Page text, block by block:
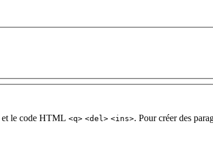
et le code HTML <q> <del> <ins>. Pour créer des